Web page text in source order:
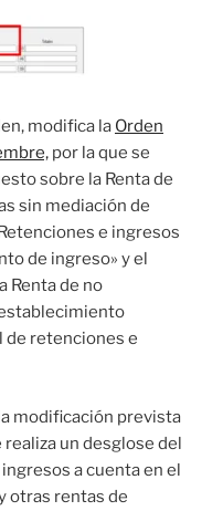
modifica la Orden
por la que se
sobre la Renta de
sin mediación de
e ingresos
de ingreso» y el
Renta de no
de retenciones e
modificación prevista
un desglose del
a cuenta en el
otras rentas de